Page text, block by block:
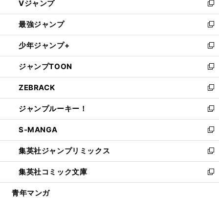
ィ
ン
ド
ウ
で
開
く
い
ウ
ィ
ン
ド
ウ
で
開
く
Vジャンプ
新
し
い
ウ
ィ
ン
ド
ウ
で
開
く
最強ジャンプ
新
し
い
ウ
ィ
ン
ド
ウ
で
開
く
少年ジャンプ+
新
し
い
ウ
ィ
ン
ド
ウ
で
開
く
ジャンプTOON
新
し
い
ウ
ィ
ン
ド
ウ
で
開
く
ZEBRACK
新
し
い
ウ
ィ
ン
ド
ウ
で
開
ジャンプルーキー！
新
し
い
ウ
ィ
ン
ド
ウ
S-MANGA
新
し
い
ウ
ィ
ン
集英社ジャンプリミックス
新
し
い
ウ
集英社コミック文庫
新
し
青年マンガ